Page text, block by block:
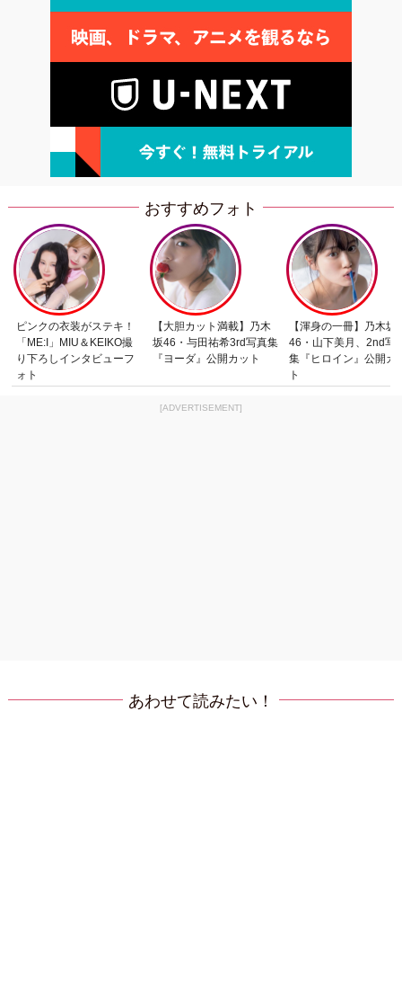
おすすめフォト
ピンクの衣装がステキ！
「ME:I」MIU＆KEIKO撮
り下ろしインタビューフ
ォト
【大胆カット満載】乃木
坂46・与田祐希3rd写真集
『ヨーダ』公開カット
【渾身の一冊】乃木坂
46・山下美月、2nd写
集『ヒロイン』公開カ
ト
[ADVERTISEMENT]
あわせて読みたい！